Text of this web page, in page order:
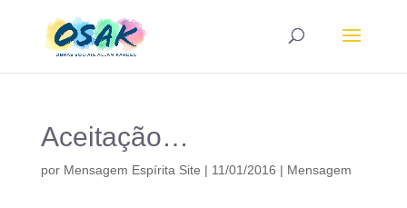
Aceitação…
por Mensagem Espírita Site | 11/01/2016 | Mensagem